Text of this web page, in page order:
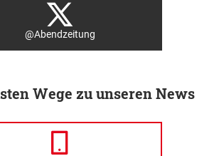
@Abendzeitung
Wege zu unseren News